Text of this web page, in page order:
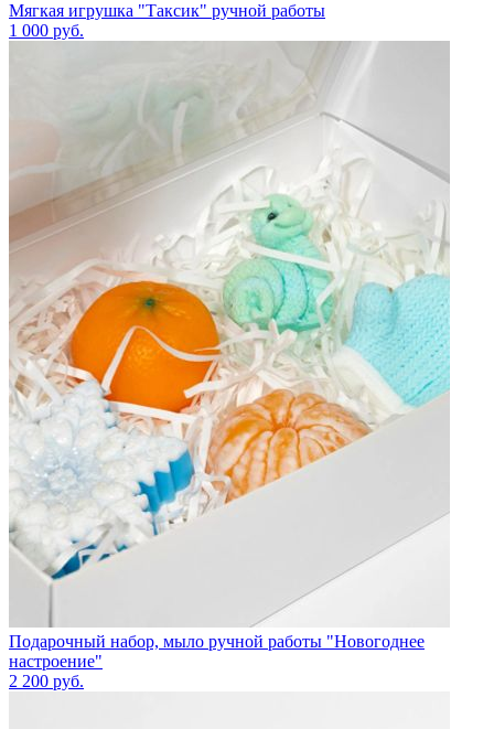
Мягкая игрушка "Таксик" ручной работы
1 000 руб.
Подарочный набор, мыло ручной работы "Новогоднее
настроение"
2 200 руб.